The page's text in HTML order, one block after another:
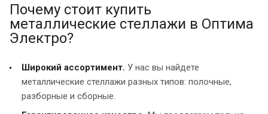
Почему стоит купить
металлические стеллажи в Оптима
Электро?
Широкий ассортимент. У нас вы найдете
металлические стеллажи разных типов: полочные,
разборные и сборные.